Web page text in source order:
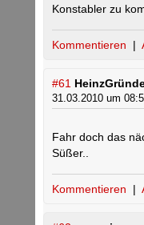
Konstabler zu
Kommentieren |
#61
31.03.2010 um
Fahr doch das
Süßer..
Kommentieren |